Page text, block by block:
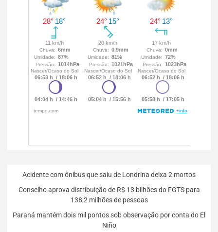
Acidente com ônibus que saiu de Londrina deixa 2 mortos
Conselho aprova distribuição de R$ 13 bilhões do FGTS para
138,2 milhões de pessoas
Paraná mantém dois mil pontos sob observação por conta do El
Niño